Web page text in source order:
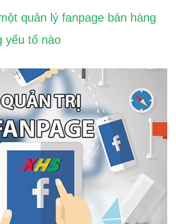
quản lý fanpage bán hàng
yếu tố nào